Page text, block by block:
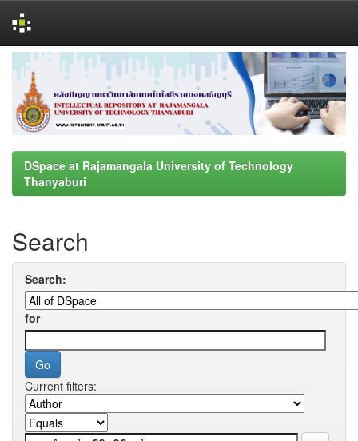
navigation
DSpace at Rajamangala University of Technology
Thanyaburi
Search
Search:
for
Current filters: